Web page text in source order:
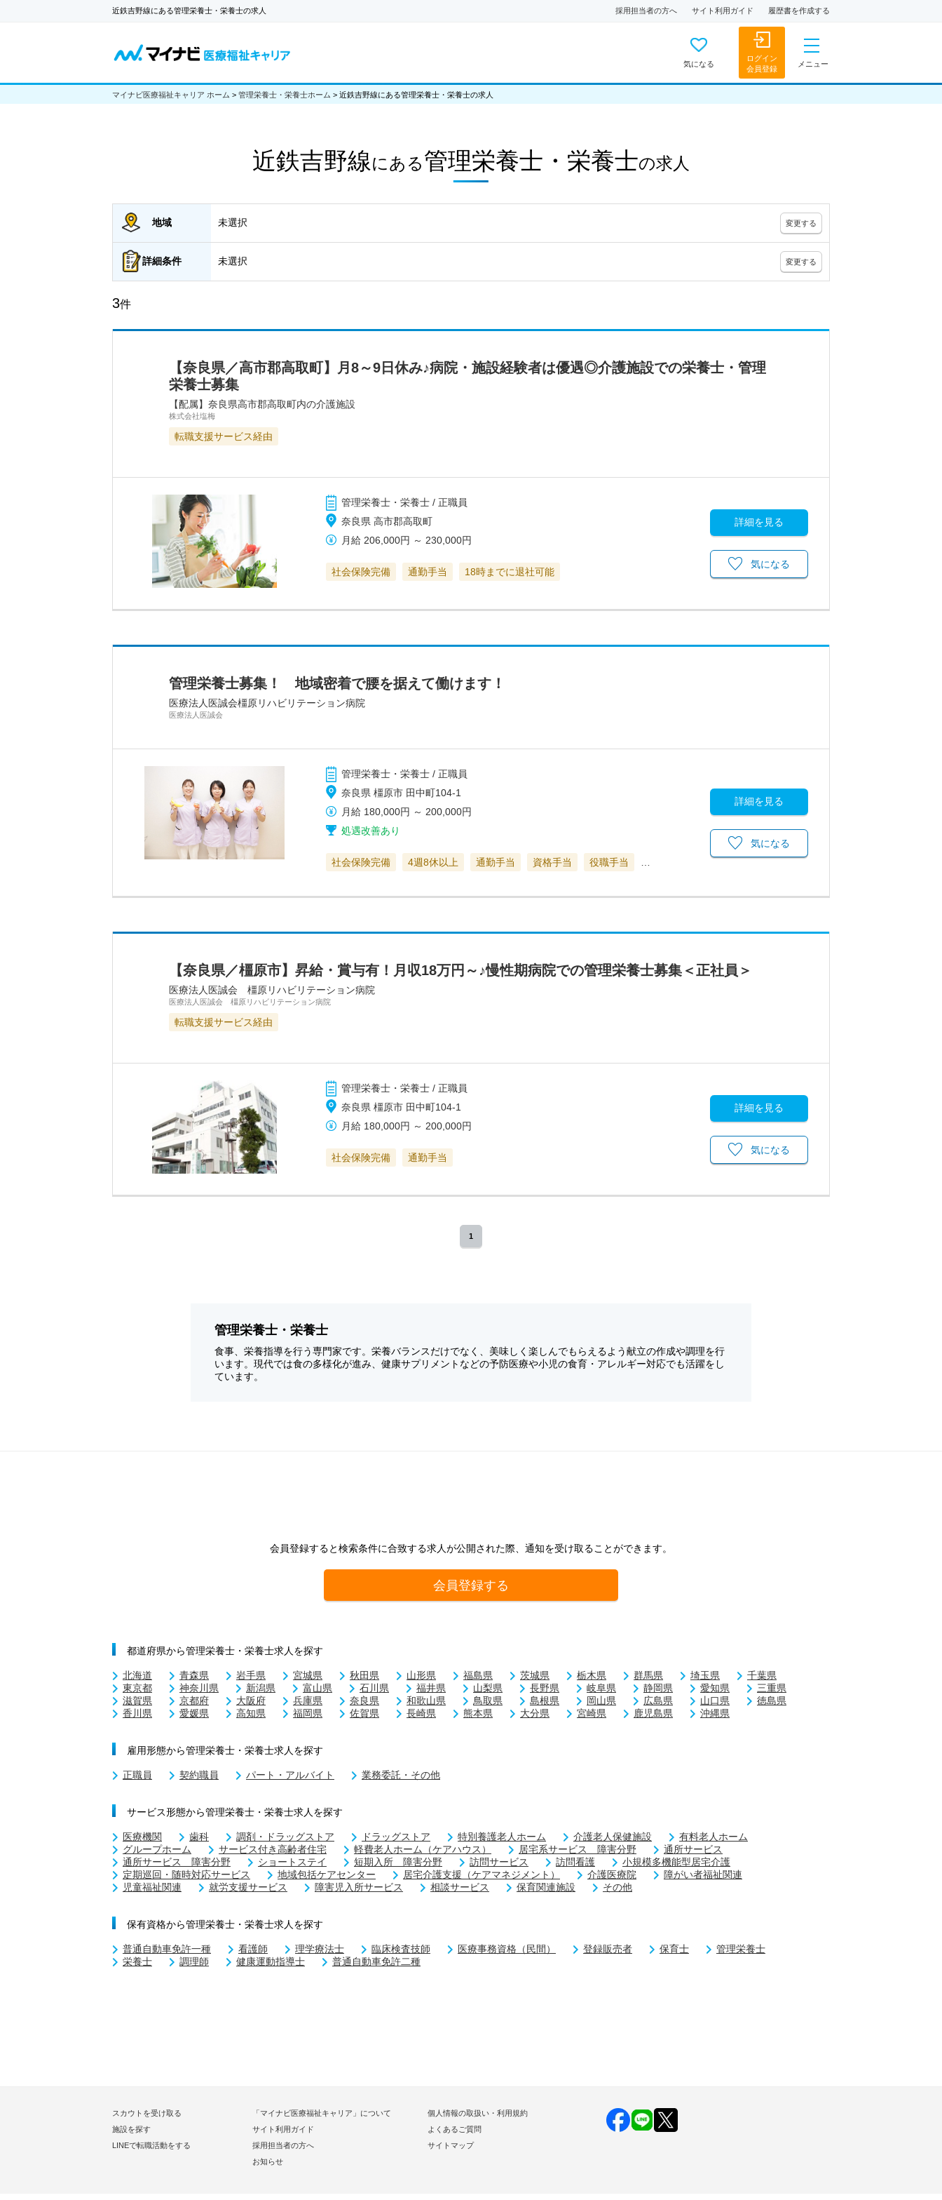
近鉄吉野線にある管理栄養士・栄養士の求人 採用担当者の方へ サイト利用ガイド 履歴書を作成する
気になる
ログイン
会員登録
メニュー
マイナビ医療福祉キャリア ホーム > 管理栄養士・栄養士ホーム > 近鉄吉野線にある管理栄養士・栄養士の求人
近鉄吉野線にある管理栄養士・栄養士の求人
地域 未選択 変更する
詳細条件 未選択 変更する
3件
【奈良県／高市郡高取町】月8～9日休み♪病院・施設経験者は優遇◎介護施設での栄養士・管理
栄養士募集
【配属】奈良県高市郡高取町内の介護施設
株式会社塩梅
転職支援サービス経由
管理栄養士・栄養士 / 正職員
奈良県 高市郡高取町
月給 206,000円 ～ 230,000円
社会保険完備 通勤手当 18時までに退社可能
詳細を見る
気になる
管理栄養士募集！ 地域密着で腰を据えて働けます！
医療法人医誠会橿原リハビリテーション病院
医療法人医誠会
管理栄養士・栄養士 / 正職員
奈良県 橿原市 田中町104-1
月給 180,000円 ～ 200,000円
処遇改善あり
社会保険完備 4週8休以上 通勤手当 資格手当 役職手当
詳細を見る
気になる
【奈良県／橿原市】昇給・賞与有！月収18万円～♪慢性期病院での管理栄養士募集＜正社員＞
医療法人医誠会 橿原リハビリテーション病院
医療法人医誠会 橿原リハビリテーション病院
転職支援サービス経由
管理栄養士・栄養士 / 正職員
奈良県 橿原市 田中町104-1
月給 180,000円 ～ 200,000円
社会保険完備 通勤手当
詳細を見る
気になる
1
管理栄養士・栄養士
食事、栄養指導を行う専門家です。栄養バランスだけでなく、美味しく楽しんでもらえるよう献立の作成や調理を行
います。現代では食の多様化が進み、健康サプリメントなどの予防医療や小児の食育・アレルギー対応でも活躍をし
ています。
会員登録すると検索条件に合致する求人が公開された際、通知を受け取ることができます。
会員登録する
都道府県から管理栄養士・栄養士求人を探す
北海道 青森県 岩手県 宮城県 秋田県 山形県 福島県 茨城県 栃木県 群馬県 埼玉県
千葉県
東京都
神奈川県 新潟県 富山県 石川県 福井県 山梨県 長野県 岐阜県 静岡県 愛知県
三重県
滋賀県
京都府 大阪府 兵庫県 奈良県 和歌山県 鳥取県 島根県 岡山県 広島県 山口県
徳島県
香川県
愛媛県 高知県 福岡県 佐賀県 長崎県 熊本県 大分県 宮崎県 鹿児島県 沖縄県
雇用形態から管理栄養士・栄養士求人を探す
正職員 契約職員 パート・アルバイト 業務委託・その他
サービス形態から管理栄養士・栄養士求人を探す
医療機関 歯科 調剤・ドラッグストア ドラッグストア 特別養護老人ホーム 介護老人保健施設
有料老人ホーム
グループホーム
サービス付き高齢者住宅 軽費老人ホーム（ケアハウス） 居宅系サービス 障害分野
通所サービス
通所サービス 障害分野
ショートステイ 短期入所 障害分野 訪問サービス 訪問看護
小規模多機能型居宅介護
定期巡回・随時対応サービス
地域包括ケアセンター 居宅介護支援（ケアマネジメント） 介護医療院
障がい者福祉関連
児童福祉関連
就労支援サービス 障害児入所サービス 相談サービス 保育関連施設 その他
保有資格から管理栄養士・栄養士求人を探す
普通自動車免許一種 看護師 理学療法士 臨床検査技師 医療事務資格（民間） 登録販売者 保育士
管理栄養士
栄養士
調理師 健康運動指導士 普通自動車免許二種
スカウトを受け取る
施設を探す
LINEで転職活動をする
「マイナビ医療福祉キャリア」について
サイト利用ガイド
採用担当者の方へ
お知らせ
個人情報の取扱い・利用規約
よくあるご質問
サイトマップ